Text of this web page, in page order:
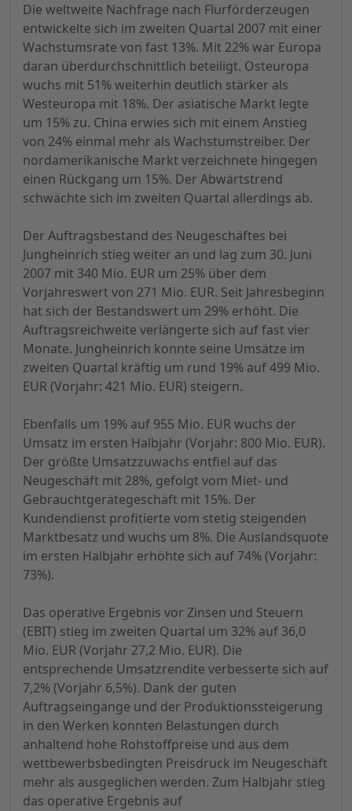
Die weltweite Nachfrage nach Flurförderzeugen
entwickelte sich im zweiten Quartal 2007 mit einer
Wachstumsrate von fast 13%. Mit 22% war Europa
daran überdurchschnittlich beteiligt. Osteuropa
wuchs mit 51% weiterhin deutlich stärker als
Westeuropa mit 18%. Der asiatische Markt legte
um 15% zu. China erwies sich mit einem Anstieg
von 24% einmal mehr als Wachstumstreiber. Der
nordamerikanische Markt verzeichnete hingegen
einen Rückgang um 15%. Der Abwärtstrend
schwächte sich im zweiten Quartal allerdings ab.
Der Auftragsbestand des Neugeschäftes bei
Jungheinrich stieg weiter an und lag zum 30. Juni
2007 mit 340 Mio. EUR um 25% über dem
Vorjahreswert von 271 Mio. EUR. Seit Jahresbeginn
hat sich der Bestandswert um 29% erhöht. Die
Auftragsreichweite verlängerte sich auf fast vier
Monate. Jungheinrich konnte seine Umsätze im
zweiten Quartal kräftig um rund 19% auf 499 Mio.
EUR (Vorjahr: 421 Mio. EUR) steigern.
Ebenfalls um 19% auf 955 Mio. EUR wuchs der
Umsatz im ersten Halbjahr (Vorjahr: 800 Mio. EUR).
Der größte Umsatzzuwachs entfiel auf das
Neugeschäft mit 28%, gefolgt vom Miet- und
Gebrauchtgerätegeschäft mit 15%. Der
Kundendienst profitierte vom stetig steigenden
Marktbesatz und wuchs um 8%. Die Auslandsquote
im ersten Halbjahr erhöhte sich auf 74% (Vorjahr:
73%).
Das operative Ergebnis vor Zinsen und Steuern
(EBIT) stieg im zweiten Quartal um 32% auf 36,0
Mio. EUR (Vorjahr 27,2 Mio. EUR). Die
entsprechende Umsatzrendite verbesserte sich auf
7,2% (Vorjahr 6,5%). Dank der guten
Auftragseingänge und der Produktionssteigerung
in den Werken konnten Belastungen durch
anhaltend hohe Rohstoffpreise und aus dem
wettbewerbsbedingten Preisdruck im Neugeschäft
mehr als ausgeglichen werden. Zum Halbjahr stieg
das operative Ergebnis auf